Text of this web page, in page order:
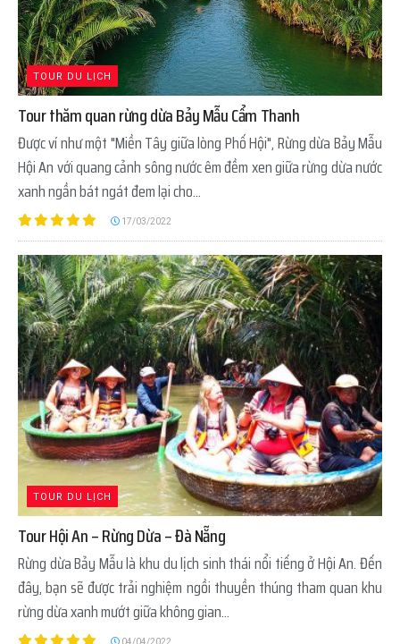
TOUR DU LỊCH
Tour thăm quan rừng dừa Bảy Mẫu Cẩm Thanh
Được ví như một "Miền Tây giữa lòng Phố Hội", Rừng dừa Bảy Mẫu
Hội An với quang cảnh sông nước êm đềm xen giữa rừng dừa nước
xanh ngần bát ngát đem lại cho...
17/03/2022
TOUR DU LỊCH
Tour Hội An – Rừng Dừa – Đà Nẵng
Rừng dừa Bảy Mẫu là khu du lịch sinh thái nổi tiếng ở Hội An. Đến
đây, bạn sẽ được trải nghiệm ngồi thuyền thúng tham quan khu
rừng dừa xanh mướt giữa không gian...
04/04/2022